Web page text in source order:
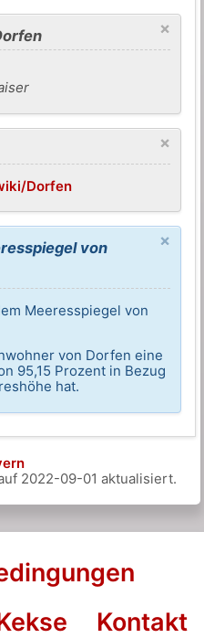
×
×
Dorfen
×
von
Meeresspiegel von
von Dorfen eine
95,15 Prozent in Bezug
hat.
2022-09-01 aktualisiert.
Kontakt